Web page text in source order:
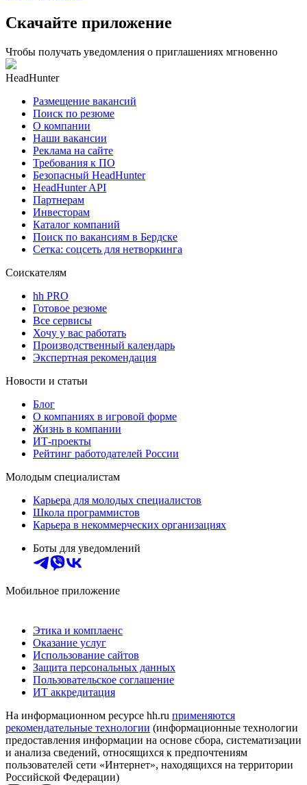
Скачайте приложение
Чтобы получать уведомления о приглашениях мгновенно
HeadHunter
Размещение вакансий
Поиск по резюме
О компании
Наши вакансии
Реклама на сайте
Требования к ПО
Безопасный HeadHunter
HeadHunter API
Партнерам
Инвесторам
Каталог компаний
Поиск по вакансиям в Бердске
Сетка: соцсеть для нетворкинга
Соискателям
hh PRO
Готовое резюме
Все сервисы
Хочу у вас работать
Производственный календарь
Экспертная рекомендация
Новости и статьи
Блог
О компаниях в игровой форме
Жизнь в компании
ИТ-проекты
Рейтинг работодателей России
Молодым специалистам
Карьера для молодых специалистов
Школа программистов
Карьера в некоммерческих организациях
Боты для уведомлений
Мобильное приложение
Этика и комплаенс
Оказание услуг
Использование сайтов
Защита персональных данных
Пользовательское соглашение
ИТ аккредитация
На информационном ресурсе hh.ru применяются
рекомендательные технологии (информационные технологии
предоставления информации на основе сбора, систематизации
и анализа сведений, относящихся к предпочтениям
пользователей сети «Интернет», находящихся на территории
Российской Федерации)